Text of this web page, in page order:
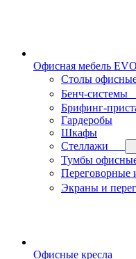
Офисная мебель
Cтолы
Бенч-системы
Брифинг-
Гардеробы
Шкафы
Стеллажи
Тумбы
Переговорные
Экраны и
Офисные кресла